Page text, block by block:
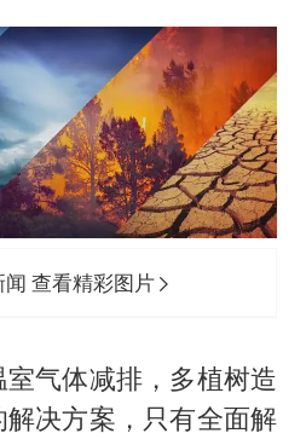
查看精彩图片
气体减排，多植树造
决方案，只有全面解